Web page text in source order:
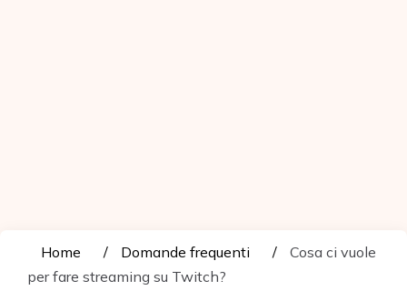
Home Domande frequenti
Cosa ci vuole
per fare streaming su Twitch?